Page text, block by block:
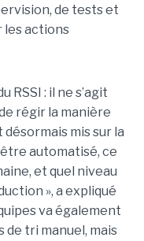
de tests et
les actions
RSSI : il ne s’agit
régir la manière
mis sur la
automatisé, ce
et quel niveau
», a expliqué
va également
de tri manuel, mais